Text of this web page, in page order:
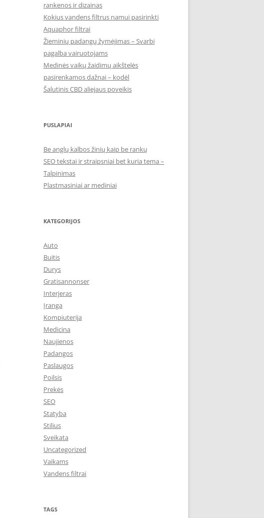
rankenos ir dizainas
Kokius vandens filtrus namui pasirinkti
Aquaphor filtrai
Žieminių padangų žymėjimas – Svarbi
pagalba vairuotojams
Medinės vaikų žaidimų aikštelės
pasirenkamos dažnai – kodėl
Šalutinis CBD aliejaus poveikis
PUSLAPIAI
Be anglų kalbos žinių kaip be rankų
SEO tekstai ir straipsniai bet kuria tema –
Talpinimas
Plastmasiniai ar mediniai
KATEGORIJOS
Auto
Buitis
Durys
Gratisannonser
Interjeras
Įranga
Kompiuterija
Medicina
Naujienos
Padangos
Paslaugos
Poilsis
Prekės
SEO
Statyba
Stilius
Sveikata
Uncategorized
Vaikams
Vandens filtrai
TAGS